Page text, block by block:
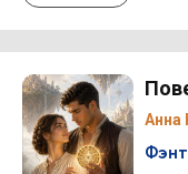
Анна